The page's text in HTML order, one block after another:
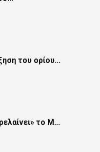
του ορίου...
το Μ...